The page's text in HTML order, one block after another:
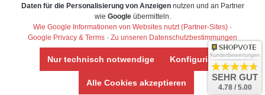
Daten­schutz­erklärung
Widerrufs­recht /Widerrufs­formular
AGB & Info
Impressum
Umwelt und Entsorgung
Vertrag widerrufen
Daten für die Personalisierung von Anzeigennutzen und an Partner
wie Googleübermitteln.
Wie Google Informationen von Websites nutzt (Partner-Sites) ·
Google Privacy & Terms · Zu unseren Datenschutzbestimmungen
Nur technisch notwendige Konfigurieren
Alle Cookies akzeptieren
Kundenbewertungen
SEHR GUT
4.78 / 5.00